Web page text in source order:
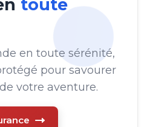
toute
en toute sérénité,
pour savourer
votre aventure.